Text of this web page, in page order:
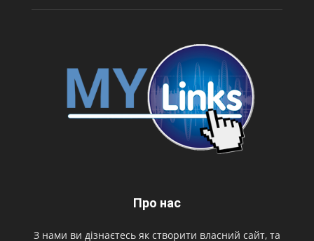
Про нас
З нами ви дізнаєтесь як створити власний сайт, та